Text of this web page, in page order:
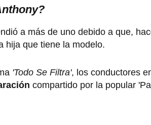
a más de uno debido a que,
hija que tiene la modelo.
'Todo Se Filtra', los conductores
compartido por la popular